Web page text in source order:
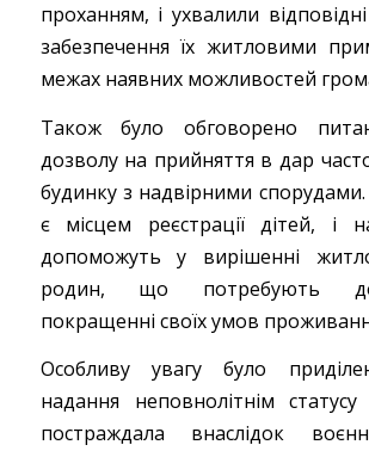
проханням, і ухвалили
забезпечення їх житловими
межах наявних можливостей
Також було обговорено
дозволу на прийняття в дар
будинку з надвірними
є місцем реєстрації дітей, і
допоможуть у вирішенні
родин, що потребують
покращенні своїх умов
Особливу увагу було
надання неповнолітнім
постраждала внаслідок